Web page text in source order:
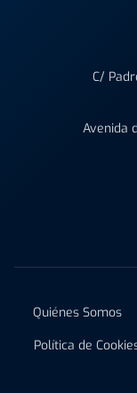
C/
Avenida
Quiénes Somos
Política de